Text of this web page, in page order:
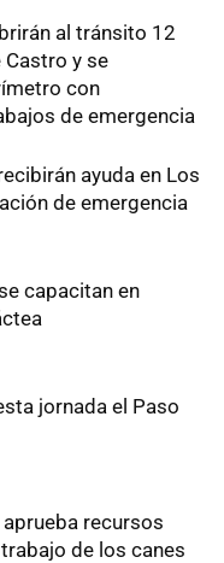
al tránsito 12
Castro y se
con
de emergencia
ayuda en Los
de emergencia
capacitan en
jornada el Paso
recursos
de los canes